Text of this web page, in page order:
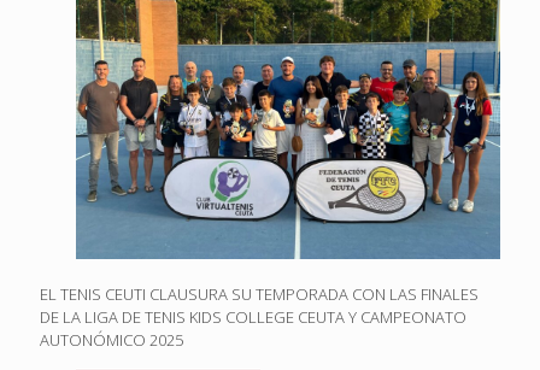
EL TENIS CEUTI CLAUSURA SU TEMPORADA CON LAS FINALES
DE LA LIGA DE TENIS KIDS COLLEGE CEUTA Y CAMPEONATO
AUTONÓMICO 2025